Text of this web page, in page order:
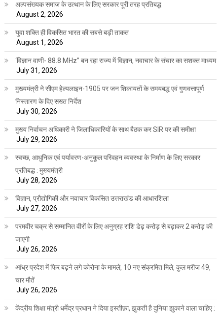
अल्पसंख्यक समाज के उत्थान के लिए सरकार पूरी तरह प्रतिबद्ध
August 2, 2026
युवा शक्ति ही विकसित भारत की सबसे बड़ी ताकत
August 1, 2026
‘विज्ञान वाणी- 88.8 MHz” बन रहा राज्य में विज्ञान, नवाचार के संचार का सशक्त माध्यम
July 31, 2026
मुख्यमंत्री ने सीएम हेल्पलाइन-1905 पर जन शिकायतों के समयबद्ध एवं गुणवत्तापूर्ण
निस्तारण के दिए सख्त निर्देश
July 30, 2026
मुख्य निर्वाचन अधिकारी ने जिलाधिकारियों के साथ बैठक कर SIR पर की समीक्षा
July 29, 2026
स्वच्छ, आधुनिक एवं पर्यावरण-अनुकूल परिवहन व्यवस्था के निर्माण के लिए सरकार
प्रतिबद्ध : मुख्यमंत्री
July 28, 2026
विज्ञान, प्रौद्योगिकी और नवाचार विकसित उत्तराखंड की आधारशिला
July 27, 2026
परमवीर चक्र से सम्मानित वीरों के लिए अनुग्रह राशि डेढ़ करोड़ से बढ़ाकर 2 करोड़ की
जाएगी
July 26, 2026
आंध्र प्रदेश में फिर बढ़ने लगे कोरोना के मामले, 10 नए संक्रमित मिले, कुल मरीज 49,
चार मौतें
July 26, 2026
केंद्रीय शिक्षा मंत्री धर्मेंद्र प्रधान ने दिया इस्तीफ़ा, झुकती है दुनिया झुकाने वाला चाहिए :